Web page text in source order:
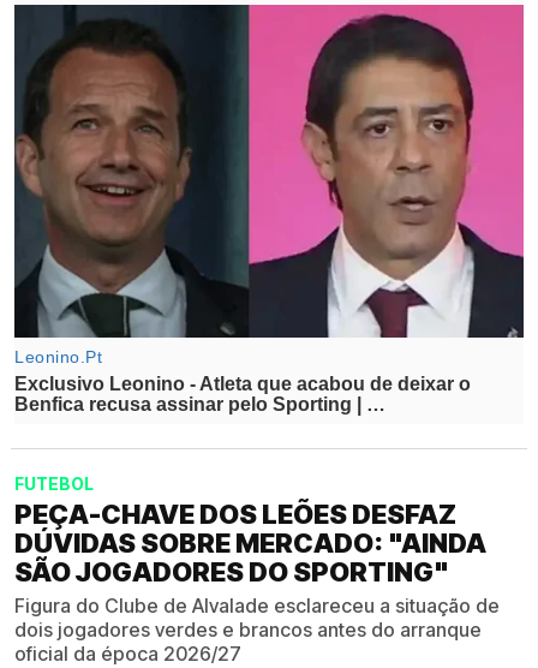
FUTEBOL
PEÇA-CHAVE DOS LEÕES DESFAZ
DÚVIDAS SOBRE MERCADO: "AINDA
SÃO JOGADORES DO SPORTING"
Figura do Clube de Alvalade esclareceu a situação de
dois jogadores verdes e brancos antes do arranque
oficial da época 2026/27